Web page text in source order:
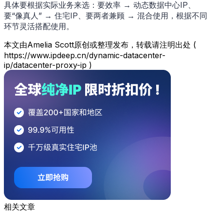
具体要根据实际业务来选：要效率 → 动态数据中心IP、
要“像真人” → 住宅IP、要两者兼顾 → 混合使用，根据不同
环节灵活搭配使用。
本文由Amelia Scott原创或整理发布，转载请注明出处 (
https://www.ipdeep.cn/dynamic-datacenter-
ip/datacenter-proxy-ip )
相关文章